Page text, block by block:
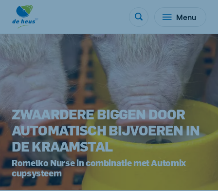
Menu
ZWAARDERE BIGGEN DOOR
AUTOMATISCH BIJVOEREN IN
DE KRAAMSTAL
Romelko Nurse in combinatie met Automix
cupsysteem